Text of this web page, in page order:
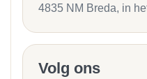
4835 NM Breda, in
Volg ons